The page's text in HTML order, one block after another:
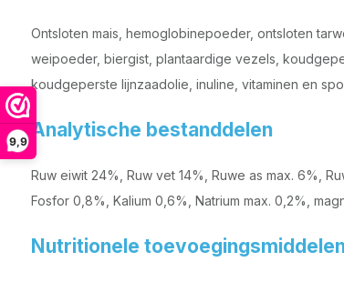
9,9
Ontsloten mais, hemoglobinepoeder, ontsloten
weipoeder, biergist, plantaardige vezels,
koudgeperste lijnzaadolie, inuline, vitaminen en
Analytische bestanddelen
Ruw eiwit 24%, Ruw vet 14%, Ruwe as max. 6%,
Fosfor 0,8%, Kalium 0,6%, Natrium max. 0,2%,
Nutritionele